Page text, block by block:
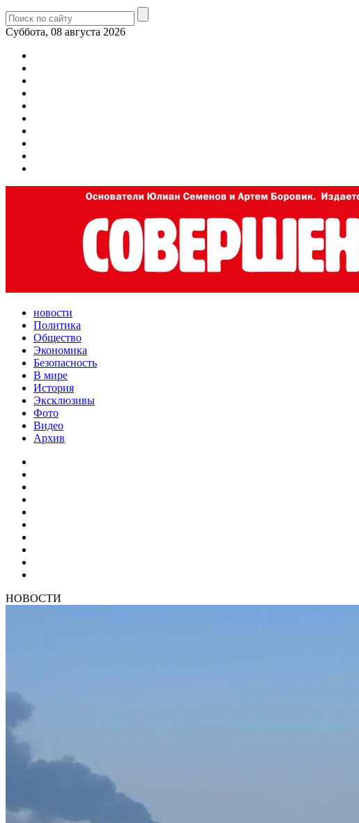
Суббота, 08 августа 2026
новости
Политика
Общество
Экономика
Безопасность
В мире
История
Эксклюзивы
Фото
Видео
Архив
НОВОСТИ